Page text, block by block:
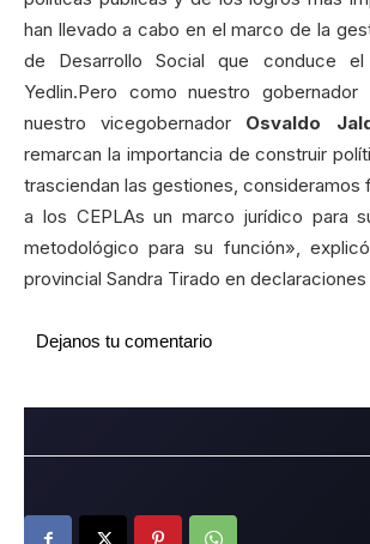
han llevado a cabo en el marco de la
de Desarrollo Social que conduce el
Yedlin.Pero como nuestro gobernador
nuestro vicegobernador Osvaldo
remarcan la importancia de construir
trasciendan las gestiones, consideramos
a los CEPLAs un marco jurídico para
metodológico para su función»,
provincial Sandra Tirado en declaraciones
Dejanos tu comentario